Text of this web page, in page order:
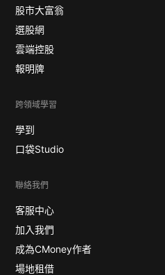
股市大富翁
選股網
雲端控股
報明牌
跨領域學習
學到
口袋Studio
聯絡我們
客服中心
加入我們
成為CMoney作者
場地租借